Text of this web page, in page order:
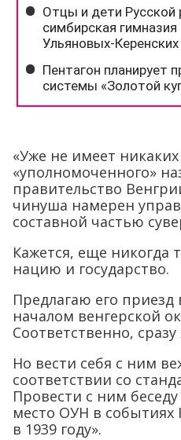
«Уже не имеет
«уполномоченного»
правительство
чинуша намерен
составной частью
Кажется, еще никогда
нацию и государство.
Предлагаю его приезд
началом венгерской
Соответственно,
Но вести себя с ним
соответствии со
Провести с ним
место ОУН в событиях
в 1939 году».